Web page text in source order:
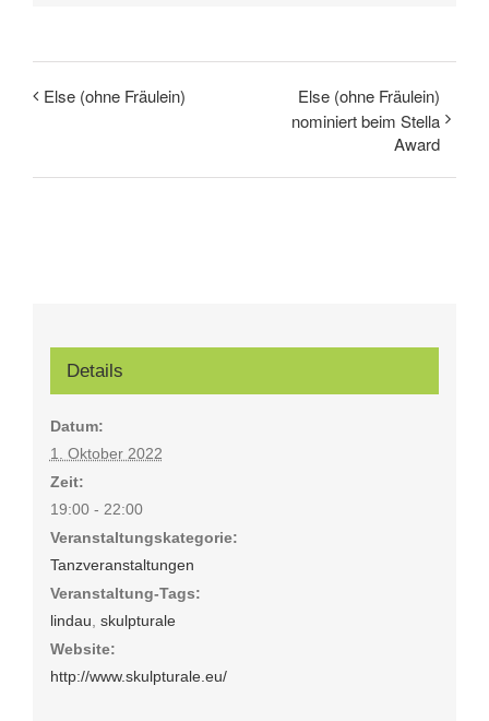
Else (ohne Fräulein)
Else (ohne Fräulein)
nominiert beim Stella
Award
Details
Datum:
1. Oktober 2022
Zeit:
19:00 - 22:00
Veranstaltungskategorie:
Tanzveranstaltungen
Veranstaltung-Tags:
lindau skulpturale
Website:
http://www.skulpturale.eu/